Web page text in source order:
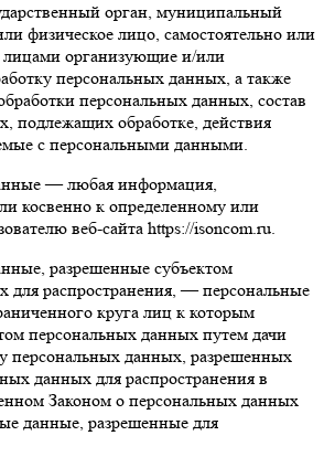
орган, муниципальный
физическое лицо, самостоятельно или
лицами организующие и/или
персональных данных, а также
персональных данных, состав
подлежащих обработке, действия
с персональными данными.
— любая информация,
косвенно к определенному или
веб-сайта https://isoncom.ru.
разрешенные субъектом
для распространения, — персональные
круга лиц к которым
персональных данных путем дачи
персональных данных, разрешенных
данных для распространения в
Законом о персональных данных
данные, разрешенные для